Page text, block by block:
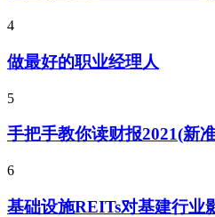
4
做最好的职业经理人
5
手把手教你读财报2021(新
6
基础设施REITs对基建行业